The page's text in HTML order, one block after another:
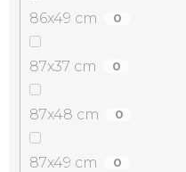
86x49 cm 0
87x37 cm 0
87x48 cm 0
87x49 cm 0